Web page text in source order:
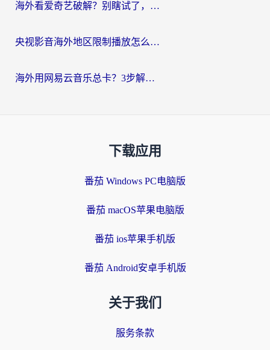
海外看爱奇艺破解？别瞎试了，这才是留学生华人追剧看球的正确打开方式
央视影音海外地区限制播放怎么办？海外党亲测有效的回国加速指南
海外用网易云音乐总卡？3步解决版权限制+卡顿，还能听喜马拉雅！
下载应用
番茄 Windows PC电脑版
番茄 macOS苹果电脑版
番茄 ios苹果手机版
番茄 Android安卓手机版
关于我们
服务条款